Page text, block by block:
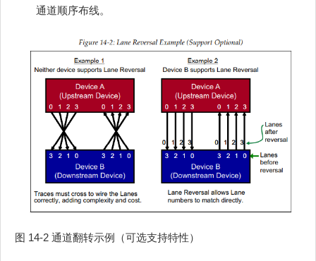
通道顺序布线。
图 14-2 通道翻转示例（可选支持特性）